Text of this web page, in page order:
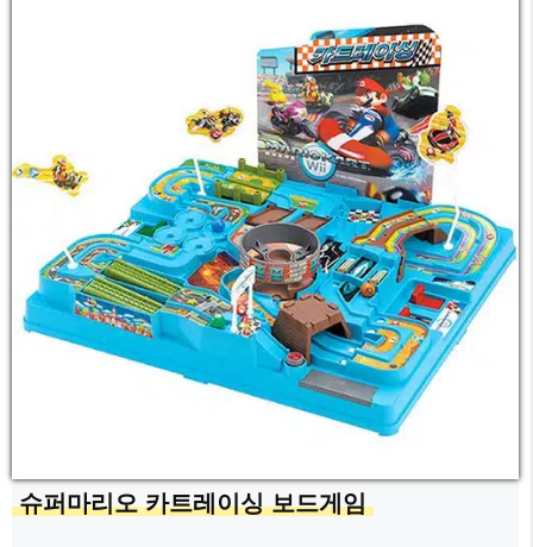
슈퍼마리오 카트레이싱 보드게임